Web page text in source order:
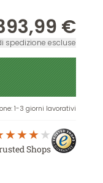
€
spedizione escluse
: 1-3 giorni lavorativi
Shops